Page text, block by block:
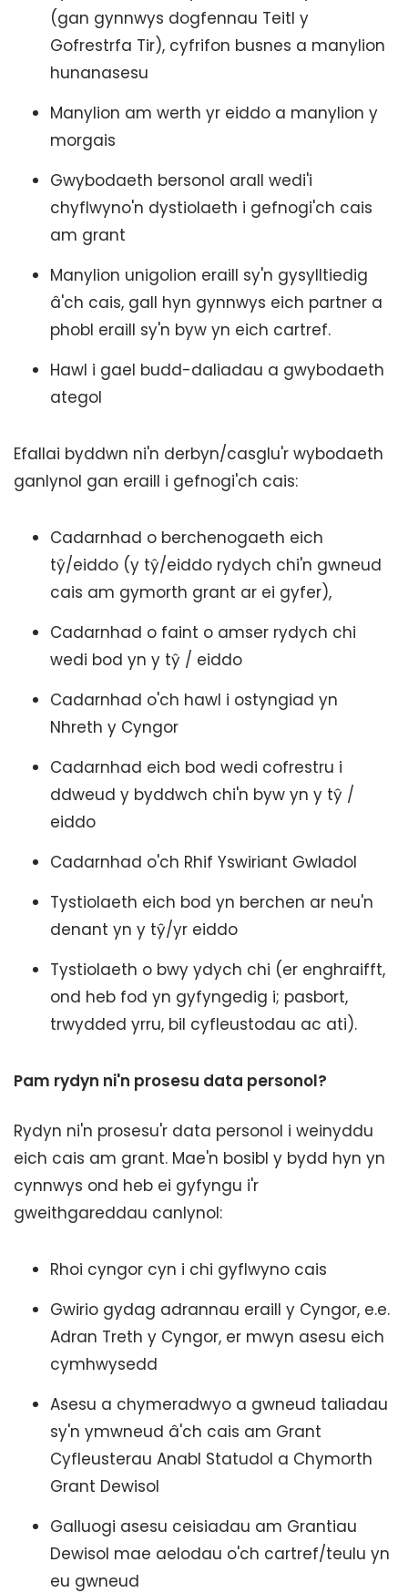
(gan gynnwys dogfennau Teitl y
Gofrestrfa Tir), cyfrifon busnes a manylion
hunanasesu
Manylion am werth yr eiddo a manylion y
morgais
Gwybodaeth bersonol arall wedi'i
chyflwyno'n dystiolaeth i gefnogi'ch cais
am grant
Manylion unigolion eraill sy'n gysylltiedig
â'ch cais, gall hyn gynnwys eich partner a
phobl eraill sy'n byw yn eich cartref.
Hawl i gael budd-daliadau a gwybodaeth
ategol
Efallai byddwn ni'n derbyn/casglu'r wybodaeth
ganlynol gan eraill i gefnogi'ch cais:
Cadarnhad o berchenogaeth eich
tŷ/eiddo (y tŷ/eiddo rydych chi'n gwneud
cais am gymorth grant ar ei gyfer),
Cadarnhad o faint o amser rydych chi
wedi bod yn y tŷ / eiddo
Cadarnhad o'ch hawl i ostyngiad yn
Nhreth y Cyngor
Cadarnhad eich bod wedi cofrestru i
ddweud y byddwch chi'n byw yn y tŷ /
eiddo
Cadarnhad o'ch Rhif Yswiriant Gwladol
Tystiolaeth eich bod yn berchen ar neu'n
denant yn y tŷ/yr eiddo
Tystiolaeth o bwy ydych chi (er enghraifft,
ond heb fod yn gyfyngedig i; pasbort,
trwydded yrru, bil cyfleustodau ac ati).
Pam rydyn ni'n prosesu data personol?
Rydyn ni'n prosesu'r data personol i weinyddu
eich cais am grant. Mae'n bosibl y bydd hyn yn
cynnwys ond heb ei gyfyngu i'r
gweithgareddau canlynol:
Rhoi cyngor cyn i chi gyflwyno cais
Gwirio gydag adrannau eraill y Cyngor, e.e.
Adran Treth y Cyngor, er mwyn asesu eich
cymhwysedd
Asesu a chymeradwyo a gwneud taliadau
sy'n ymwneud â'ch cais am Grant
Cyfleusterau Anabl Statudol a Chymorth
Grant Dewisol
Galluogi asesu ceisiadau am Grantiau
Dewisol mae aelodau o'ch cartref/teulu yn
eu gwneud